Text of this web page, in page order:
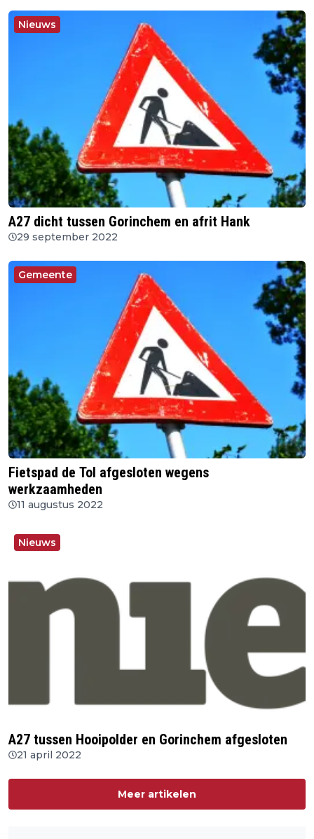
Nieuws
A27 dicht tussen Gorinchem en afrit Hank
29 september 2022
Gemeente
Fietspad de Tol afgesloten wegens
werkzaamheden
11 augustus 2022
Nieuws
A27 tussen Hooipolder en Gorinchem afgesloten
21 april 2022
Meer artikelen